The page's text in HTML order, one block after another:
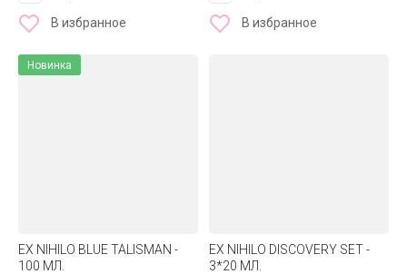
В избранное В избранное
Новинка
EX NIHILO BLUE TALISMAN -
100 МЛ.
EX NIHILO DISCOVERY SET -
3*20 МЛ.